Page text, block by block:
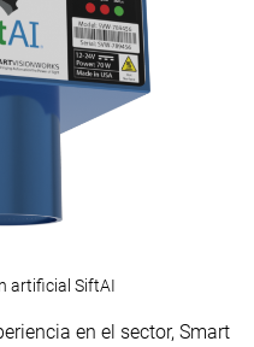
artificial SiftAI
en el sector, Smart